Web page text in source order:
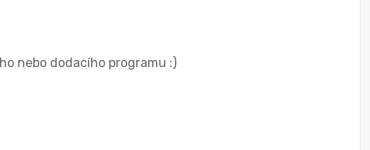
nebo dodacího programu :)